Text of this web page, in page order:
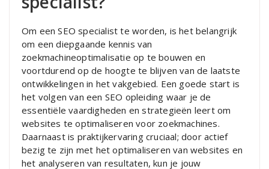
Om een SEO specialist te worden, is het belangrijk
om een diepgaande kennis van
zoekmachineoptimalisatie op te bouwen en
voortdurend op de hoogte te blijven van de laatste
ontwikkelingen in het vakgebied. Een goede start is
het volgen van een SEO opleiding waar je de
essentiële vaardigheden en strategieën leert om
websites te optimaliseren voor zoekmachines.
Daarnaast is praktijkervaring cruciaal; door actief
bezig te zijn met het optimaliseren van websites en
het analyseren van resultaten, kun je jouw